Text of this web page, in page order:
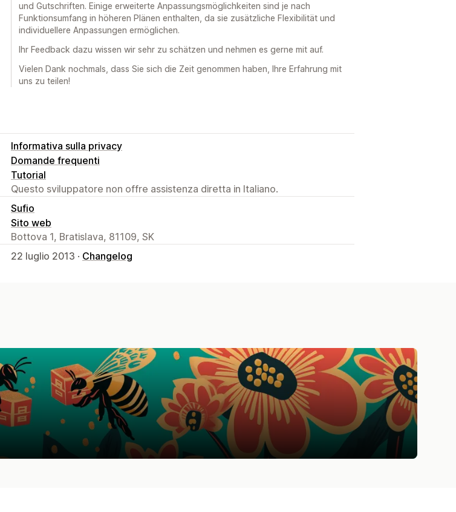
und Gutschriften. Einige erweiterte Anpassungsmöglichkeiten sind je nach
Funktionsumfang in höheren Plänen enthalten, da sie zusätzliche Flexibilität und
individuellere Anpassungen ermöglichen.
Ihr Feedback dazu wissen wir sehr zu schätzen und nehmen es gerne mit auf.
Vielen Dank nochmals, dass Sie sich die Zeit genommen haben, Ihre Erfahrung mit
uns zu teilen!
Informativa sulla privacy
Domande frequenti
Tutorial
Questo sviluppatore non offre assistenza diretta in Italiano.
Sufio
Sito web
Bottova 1, Bratislava, 81109, SK
22 luglio 2013 · Changelog